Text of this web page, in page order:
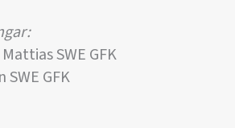
SWE GFK
SWE GFK